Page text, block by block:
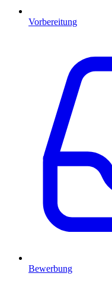
Vorbereitung
Bewerbung